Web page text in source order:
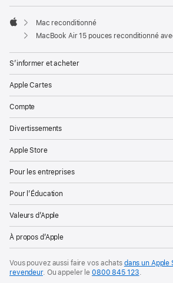
Apple
Mac reconditionné
MacBook Air 15 pouces reconditionné avec puce Apple M4, CPU 10
S’informer et acheter
Apple Cartes
Compte
Divertissements
Apple Store
Pour les entreprises
Pour l’Éducation
Valeurs d’Apple
À propos d’Apple
Vous pouvez aussi faire vos achats dans un Apple
revendeur. Ouappeler le0800 845 123